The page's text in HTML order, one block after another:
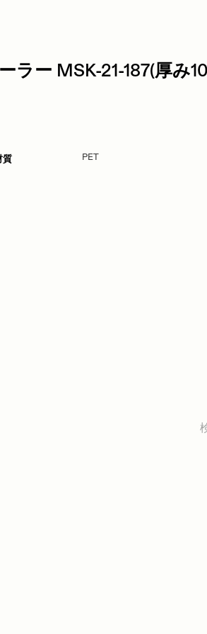
ラー MSK-21-187(厚み
質 PET